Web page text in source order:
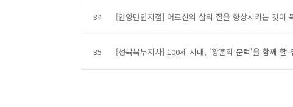
34 [안양만안지점] 어르신의 삶의 질을 향상시키는 것이
35 [성북북부지사] 100세 시대, '황혼의 문턱'을 함께 할